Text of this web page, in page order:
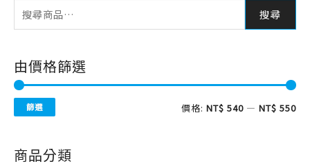
搜尋
由價格篩選
篩選 價格: NT$ 540 — NT$ 550
商品分類